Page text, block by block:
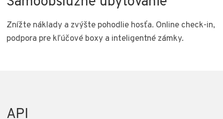
Znížte náklady a zvýšte pohodlie hosťa. Online check-in,
podpora pre kľúčové boxy a inteligentné zámky.
API